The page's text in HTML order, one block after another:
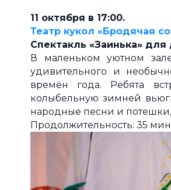
11 октября в 17:00.
Театр кукол «Бродячая
Спектакль «Заинька»
В маленьком уютном
удивительного и
времён года. Ребята
колыбельную зимней
народные песни и потешки,
Продолжительность: 35